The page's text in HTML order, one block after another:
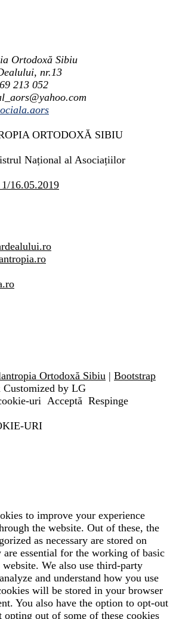
Ortodoxă Sibiu
nr.13
213 052
ORTODOXĂ SIBIU
Național al Asociațiilor
16.05.2019
Ortodoxă Sibiu | Bootstrap
by LG
uri Acceptă Respinge
URI
to improve your experience
the website. Out of these, the
as necessary are stored on
are essential for the working of basic
We also use third-party
and understand how you use
will be stored in your browser
You also have the option to opt-out
opting out of some of these cookies